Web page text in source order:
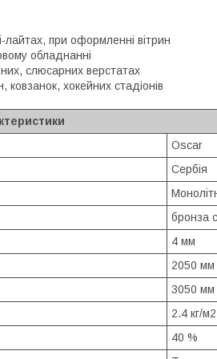
лайтах, при оформленні вітрин
обладнанні
слюсарних верстатах
хокейних стадіонів
Oscar
Сербія
бронза
4 мм
2050 мм
3050 мм
2.4 кг/м2
40 %